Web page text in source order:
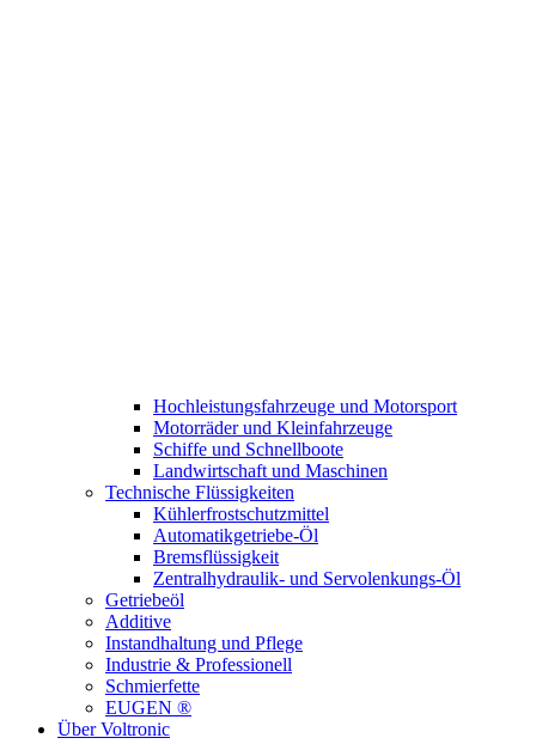
Hochleistungsfahrzeuge und Motorsport
Motorräder und Kleinfahrzeuge
Schiffe und Schnellboote
Landwirtschaft und Maschinen
Technische Flüssigkeiten
Kühlerfrostschutzmittel
Automatikgetriebe-Öl
Bremsflüssigkeit
Zentralhydraulik- und Servolenkungs-Öl
Getriebeöl
Additive
Instandhaltung und Pflege
Industrie & Professionell
Schmierfette
EUGEN ®
Über Voltronic